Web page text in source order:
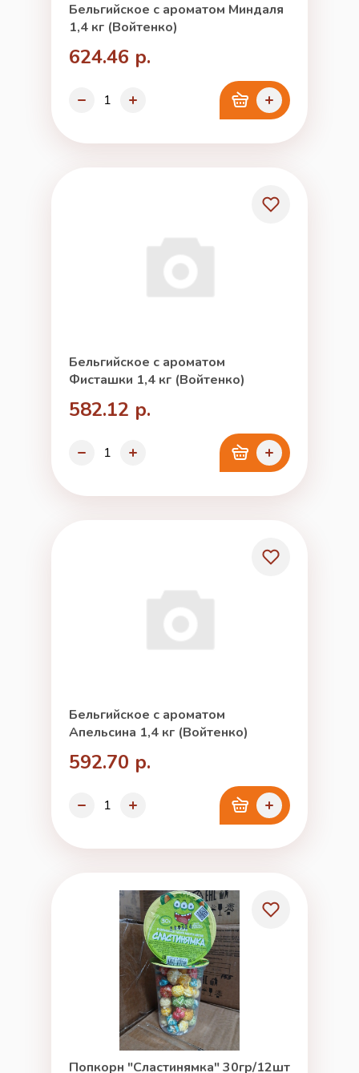
Бельгийское с ароматом Миндаля
1,4 кг (Войтенко)
624.46 р.
Бельгийское с ароматом
Фисташки 1,4 кг (Войтенко)
582.12 р.
Бельгийское с ароматом
Апельсина 1,4 кг (Войтенко)
592.70 р.
Попкорн "Сластинямка" 30гр/12шт